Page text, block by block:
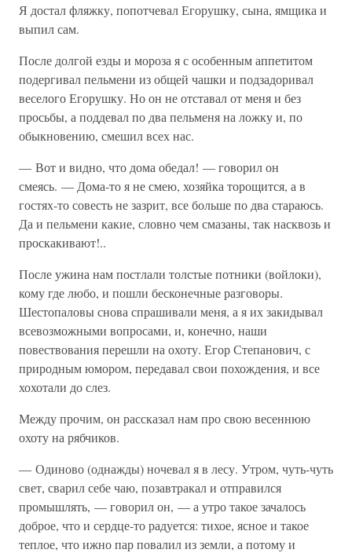
Я достал фляжку, попотчевал Егорушку, сына, ямщика и
выпил сам.
После долгой езды и мороза я с особенным аппетитом
подергивал пельмени из общей чашки и подзадоривал
веселого Егорушку. Но он не отставал от меня и без
просьбы, а поддевал по два пельменя на ложку и, по
обыкновению, смешил всех нас.
— Вот и видно, что дома обедал! — говорил он
смеясь. — Дома-то я не смею, хозяйка торощится, а в
гостях-то совесть не зазрит, все больше по два стараюсь.
Да и пельмени какие, словно чем смазаны, так насквозь и
проскакивают!..
После ужина нам постлали толстые потники (войлоки),
кому где любо, и пошли бесконечные разговоры.
Шестопаловы снова спрашивали меня, а я их закидывал
всевозможными вопросами, и, конечно, наши
повествования перешли на охоту. Егор Степанович, с
природным юмором, передавал свои похождения, и все
хохотали до слез.
Между прочим, он рассказал нам про свою весеннюю
охоту на рябчиков.
— Одиново (однажды) ночевал я в лесу. Утром, чуть-чуть
свет, сварил себе чаю, позавтракал и отправился
промышлять, — говорил он, — а утро такое зачалось
доброе, что и сердце-то радуется: тихое, ясное и такое
теплое, что ижно пар повалил из земли, а потому и